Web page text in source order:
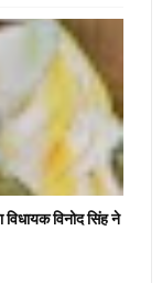
विनोद सिंह ने